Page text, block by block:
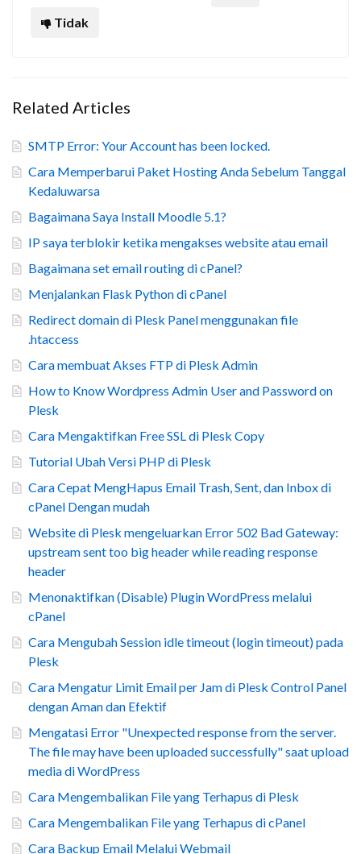
Tidak
Related Articles
SMTP Error: Your Account has been locked.
Cara Memperbarui Paket Hosting Anda Sebelum Tanggal
Kedaluwarsa
Bagaimana Saya Install Moodle 5.1?
IP saya terblokir ketika mengakses website atau email
Bagaimana set email routing di cPanel?
Menjalankan Flask Python di cPanel
Redirect domain di Plesk Panel menggunakan file
.htaccess
Cara membuat Akses FTP di Plesk Admin
How to Know Wordpress Admin User and Password on
Plesk
Cara Mengaktifkan Free SSL di Plesk Copy
Tutorial Ubah Versi PHP di Plesk
Cara Cepat MengHapus Email Trash, Sent, dan Inbox di
cPanel Dengan mudah
Website di Plesk mengeluarkan Error 502 Bad Gateway:
upstream sent too big header while reading response
header
Menonaktifkan (Disable) Plugin WordPress melalui
cPanel
Cara Mengubah Session idle timeout (login timeout) pada
Plesk
Cara Mengatur Limit Email per Jam di Plesk Control Panel
dengan Aman dan Efektif
Mengatasi Error "Unexpected response from the server.
The file may have been uploaded successfully" saat upload
media di WordPress
Cara Mengembalikan File yang Terhapus di Plesk
Cara Mengembalikan File yang Terhapus di cPanel
Cara Backup Email Melalui Webmail